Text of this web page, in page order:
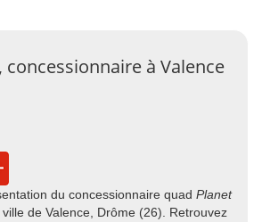
concessionnaire à Valence
du concessionnaire quad Planet
de Valence, Drôme (26). Retrouvez